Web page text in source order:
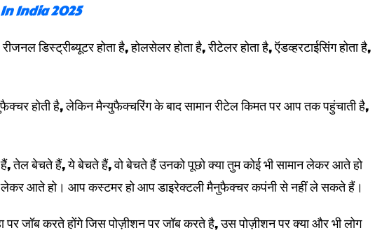
India 2025
डिस्ट्रीब्यूटर होता है, होलसेलर होता है, रीटेलर होता है, ऍडव्हरटाईसिंग होता है,
होती है, लेकिन मैन्युफैक्चरिंग के बाद सामान रीटेल किमत पर आप तक पहुंचाती है,
तेल बेचते हैं, ये बेचते हैं, वो बेचते हैं उनको पूछो क्या तुम कोई भी सामान लेकर आते हो
लेकर आते हो। आप कस्टमर हो आप डाइरेक्टली मैनुफैक्चर कपंनी से नहीं ले सकते हैं।
जॉब करते होंगे जिस पोज़ीशन पर जॉब करते है, उस पोज़ीशन पर क्या और भी लोग